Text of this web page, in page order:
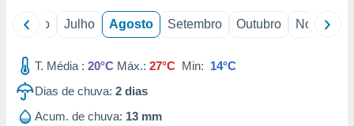
de
1199
Junho Julho Agosto Setembro Outubro Novembro
T. Média : 20°C Máx.: 27°C Min: 14°C
Dias de chuva: 2 dias
Acum. de chuva: 13 mm